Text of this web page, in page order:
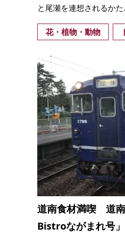
と尾瀬を連想されるかた
花・植物・動物
道南食材満喫 道
Bistroながまれ号